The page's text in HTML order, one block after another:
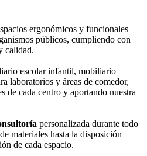
ergonómicos y funcionales
públicos, cumpliendo con
calidad.
escolar infantil, mobiliario
laboratorios y áreas de comedor,
de cada centro y aportando nuestra
personalizada durante todo
materiales hasta la disposición
de cada espacio.